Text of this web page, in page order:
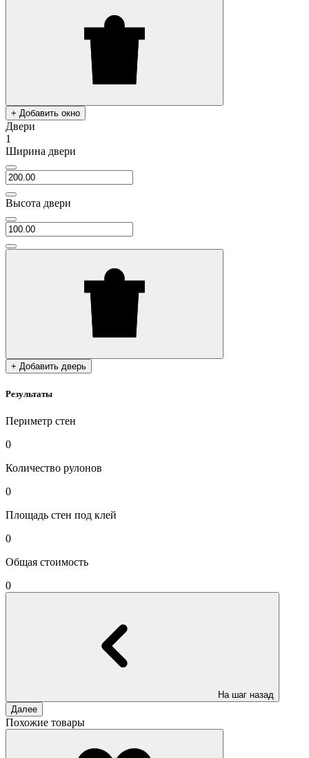
+ Добавить окно
Двери
1
Ширина двери
Высота двери
+ Добавить дверь
Результаты
Периметр стен
0
Количество рулонов
0
Площадь стен под клей
0
Общая стоимость
0
На шаг назад
Далее
Похожие товары